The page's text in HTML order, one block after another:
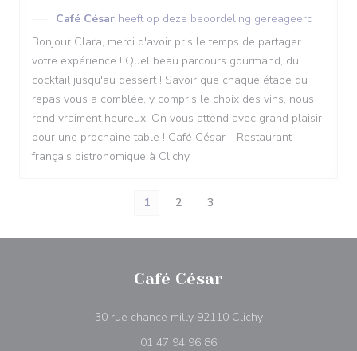
Café César heeft op deze beoordeling gereageerd
Bonjour Clara, merci d'avoir pris le temps de partager
votre expérience ! Quel beau parcours gourmand, du
cocktail jusqu'au dessert ! Savoir que chaque étape du
repas vous a comblée, y compris le choix des vins, nous
rend vraiment heureux. On vous attend avec grand plaisir
pour une prochaine table ! Café César - Restaurant
français bistronomique à Clichy
1 2 3
Café César
30 rue chance milly 92110 Clichy((opent in een
01 47 94 96 86